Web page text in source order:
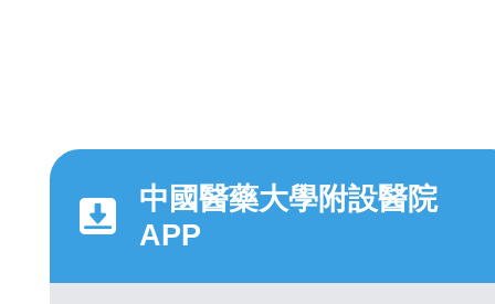
中國醫藥大學附設醫院
APP